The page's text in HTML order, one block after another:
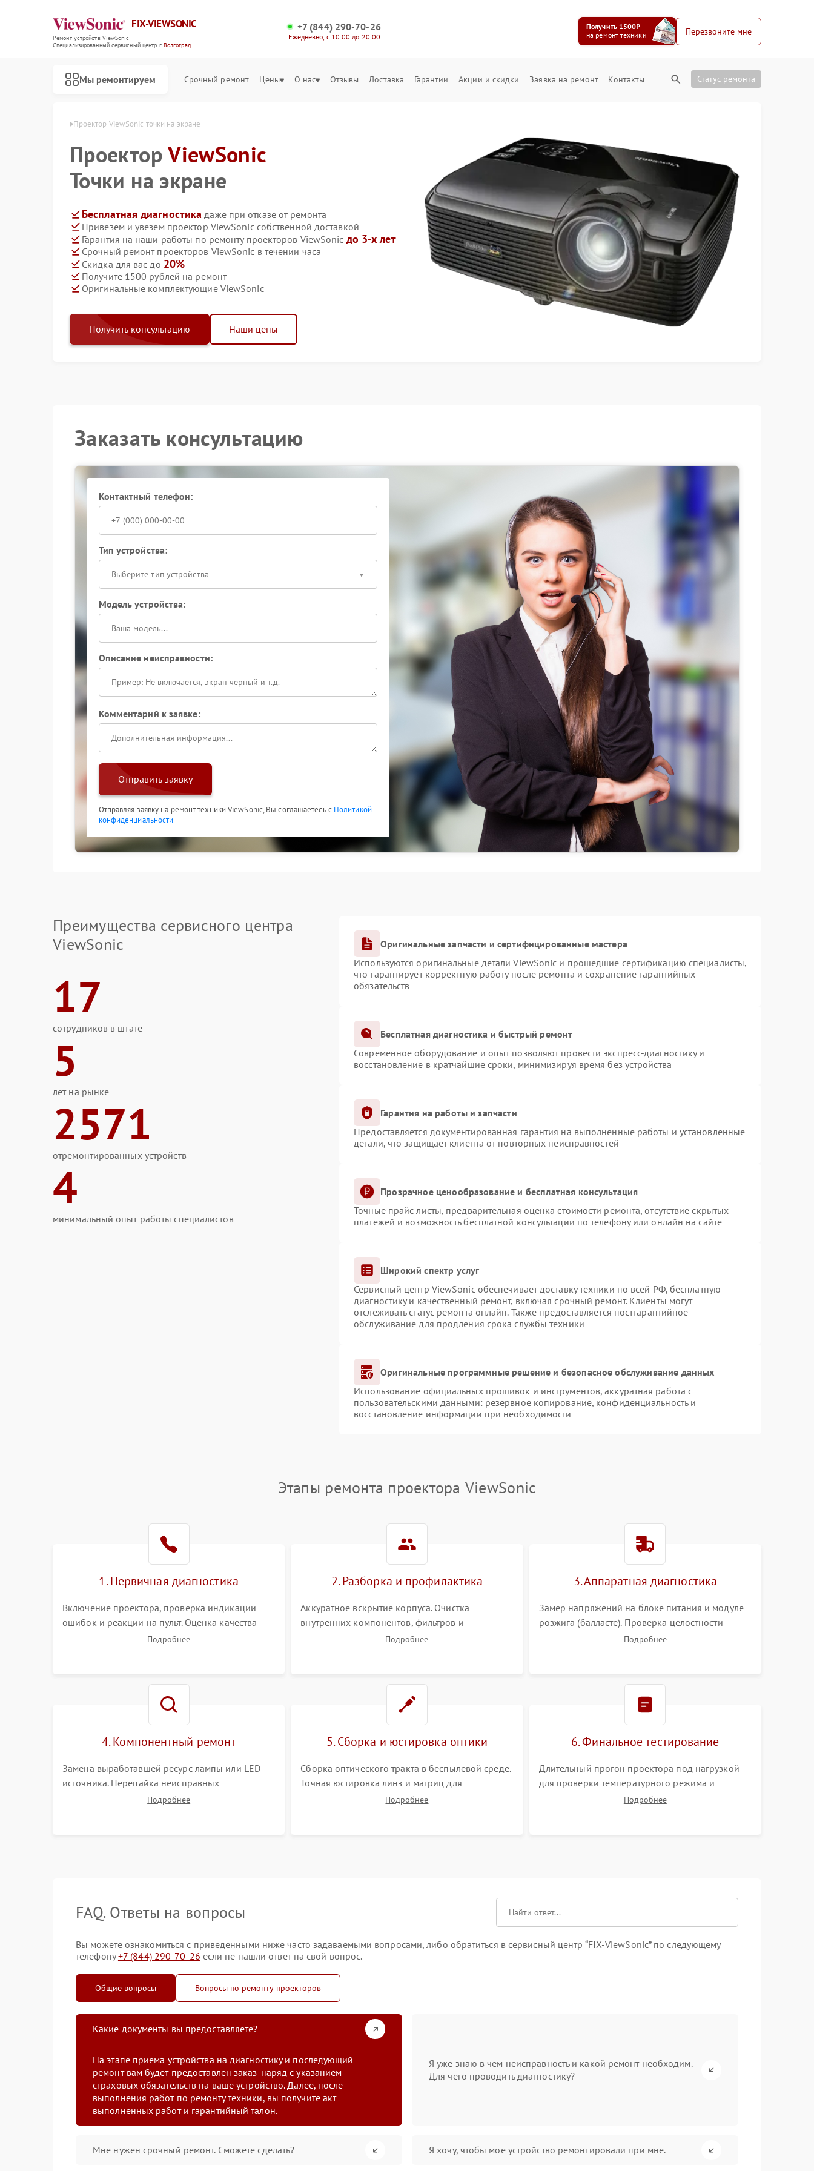
FIX-VIEWSONIC
Ремонт устройств ViewSonic
Специализированный cервисный центр г.Волгоград
+7 (844) 290-70-26
Ежедневно, с 10:00 до 20:00
Получить 1500₽
на ремонт техники
Перезвоните мне
Мы ремонтируем Срочный ремонт Цены О нас Отзывы Доставка Гарантии Акции и скидки Заявка на ремонт Контакты Статус ремонта
Проектор ViewSonic точки на экране
ПроекторViewSonic
Точки на экране
Бесплатная диагностика даже при отказе от ремонта
Привезем и увезем проектор ViewSonic собственной доставкой
Гарантия на наши работы по ремонту проекторов ViewSonic до 3-х лет
Срочный ремонт проекторов ViewSonic в течении часа
Скидка для вас до 20%
Получите 1500 рублей на ремонт
Оригинальные комплектующие ViewSonic
Получить консультацию Наши цены
Заказать консультацию
Контактный телефон:
Тип устройства:
Выберите тип устройства
Модель устройства:
Описание неисправности:
Комментарий к заявке:
Отправить заявку
Отправляя заявку на ремонт техники ViewSonic, Вы соглашаетесь с Политикой
конфиденциальности
Преимущества сервисного центра
ViewSonic
17
сотрудников в штате
5
лет на рынке
2571
отремонтированных устройств
4
минимальный опыт работы специалистов
Оригинальные запчасти и сертифицированные мастера
Используются оригинальные детали ViewSonic и прошедшие сертификацию специалисты,
что гарантирует корректную работу после ремонта и сохранение гарантийных
обязательств
Бесплатная диагностика и быстрый ремонт
Современное оборудование и опыт позволяют провести экспресс-диагностику и
восстановление в кратчайшие сроки, минимизируя время без устройства
Гарантия на работы и запчасти
Предоставляется документированная гарантия на выполненные работы и установленные
детали, что защищает клиента от повторных неисправностей
Прозрачное ценообразование и бесплатная консультация
Точные прайс-листы, предварительная оценка стоимости ремонта, отсутствие скрытых
платежей и возможность бесплатной консультации по телефону или онлайн на сайте
Широкий спектр услуг
Сервисный центр ViewSonic обеспечивает доставку техники по всей РФ, бесплатную
диагностику и качественный ремонт, включая срочный ремонт. Клиенты могут
отслеживать статус ремонта онлайн. Также предоставляется постгарантийное
обслуживание для продления срока службы техники
Оригинальные программные решение и безопасное обслуживание данных
Использование официальных прошивок и инструментов, аккуратная работа с
пользовательскими данными: резервное копирование, конфиденциальность и
восстановление информации при необходимости
Этапы ремонта проектора ViewSonic
1. Первичная диагностика
Включение проектора, проверка индикации
ошибок и реакции на пульт. Оценка качества
проекции, яркости лампы, наличия артефактов
Подробнее
2. Разборка и профилактика
Аккуратное вскрытие корпуса. Очистка
внутренних компонентов, фильтров и
вентиляторов от накопившейся пыли.
Подробнее
3. Аппаратная диагностика
Замер напряжений на блоке питания и модуле
розжига (балласте). Проверка целостности
цветового колеса (DLP) или поляризаторов (LCD).
Подробнее
4. Компонентный ремонт
Замена выработавшей ресурс лампы или LED-
источника. Перепайка неисправных
компонентов на платах. Замена DMD-чипа при
Подробнее
5. Сборка и юстировка оптики
Сборка оптического тракта в беспылевой среде.
Точная юстировка линз и матриц для
правильного сведения цветов и устранения
Подробнее
6. Финальное тестирование
Длительный прогон проектора под нагрузкой
для проверки температурного режима и
отсутствия перегрева. Оценка фокуса,
Подробнее
FAQ. Ответы на вопросы
Вы можете ознакомиться с приведенными ниже часто задаваемыми вопросами, либо обратиться в сервисный центр “FIX-ViewSonic” по следующему
телефону+7 (844) 290-70-26 если не нашли ответ на свой вопрос.
Общие вопросы Вопросы по ремонту проекторов
Какие документы вы предоставляете?
На этапе приема устройства на диагностику и последующий
ремонт вам будет предоставлен заказ-наряд с указанием
страховых обязательств на ваше устройство. Далее, после
выполнения работ по ремонту техники, вы получите акт
выполненных работ и гарантийный талон.
Я уже знаю в чем неисправность и какой ремонт необходим.
Для чего проводить диагностику?
Мне нужен срочный ремонт. Сможете сделать? Я хочу, чтобы мое устройство ремонтировали при мне.